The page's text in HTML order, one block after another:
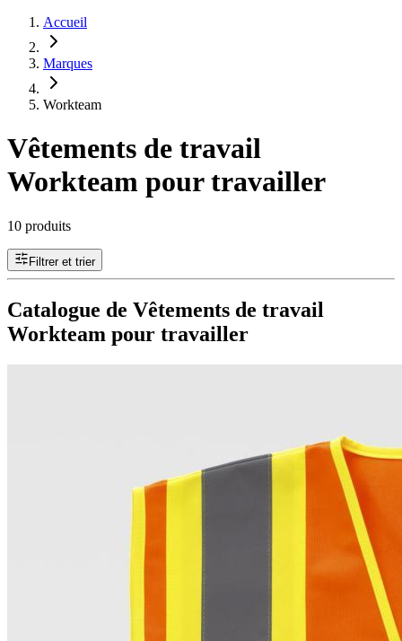
Accueil
Marques
Workteam
Vêtements de travail
Workteam pour travailler
10 produits
Filtrer et trier
Catalogue de Vêtements de travail
Workteam pour travailler